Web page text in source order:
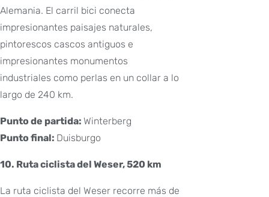
Alemania. El carril bici conecta
impresionantes paisajes naturales,
pintorescos cascos antiguos e
impresionantes monumentos
industriales como perlas en un collar a lo
largo de 240 km.
Punto de partida: Winterberg
Punto final: Duisburgo
10. Ruta ciclista del Weser, 520 km
La ruta ciclista del Weser recorre más de